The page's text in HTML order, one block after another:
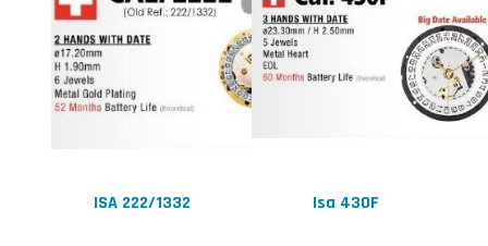
ISA 222/1332 Isa 430F